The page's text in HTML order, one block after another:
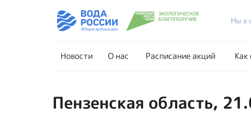
Мы в
Новости О нас Расписание акций Как
Новости О нас
Пензенская область,